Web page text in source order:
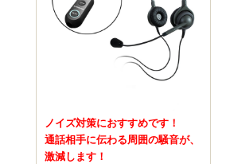
ノイズ対策におすすめです！
通話相手に伝わる周囲の騒音が、
激減します！